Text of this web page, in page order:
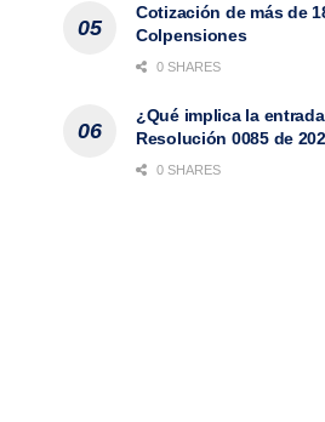
Cotización de más de
Colpensiones
0 SHARES
¿Qué implica la
Resolución 0085 de
0 SHARES